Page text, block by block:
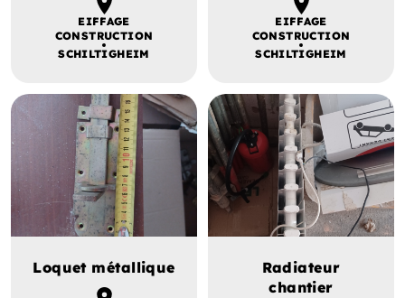
EIFFAGE
CONSTRUCTION
SCHILTIGHEIM
EIFFAGE
CONSTRUCTION
SCHILTIGHEIM
Loquet métallique
Radiateur
chantier